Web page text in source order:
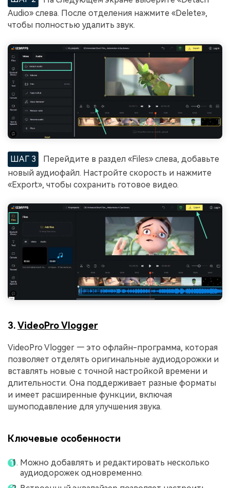
Audio» слева. После отделения нажмите «Delete»,
чтобы полностью удалить звук.
ШАГ 3
Перейдите в раздел «Files» слева, добавьте
новый аудиофайл. Настройте скорость и нажмите
«Export», чтобы сохранить готовое видео.
3.VideoPro Vlogger
VideoPro Vlogger — это офлайн-программа, которая
позволяет отделять оригинальные аудиодорожки и
вставлять новые с точной настройкой времени и
длительности. Она поддерживает разные форматы
и имеет расширенные функции, включая
шумоподавление для улучшения звука.
Ключевые особенности
Можно добавлять и редактировать несколько
аудиодорожек одновременно.